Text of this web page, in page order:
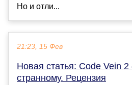
Но и отли...
21:23, 15 Фев
Новая статья: Code Vein
странному. Рецензия